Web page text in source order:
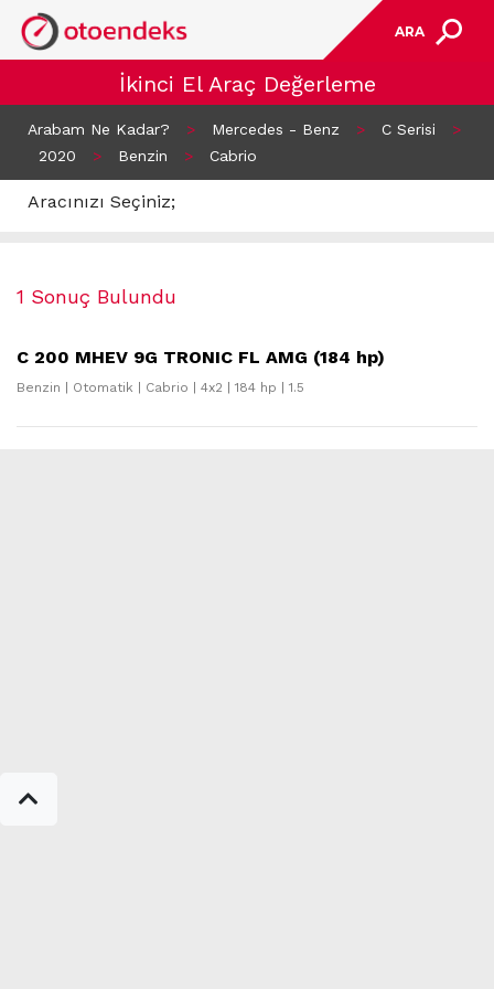
ARA
İkinci El Araç Değerleme
Arabam Ne Kadar? > Mercedes - Benz > C Serisi
>
2020
> Benzin > Cabrio
Aracınızı Seçiniz;
1 Sonuç Bulundu
C 200 MHEV 9G TRONIC FL AMG (184 hp)
Benzin | Otomatik | Cabrio | 4x2 | 184 hp | 1.5